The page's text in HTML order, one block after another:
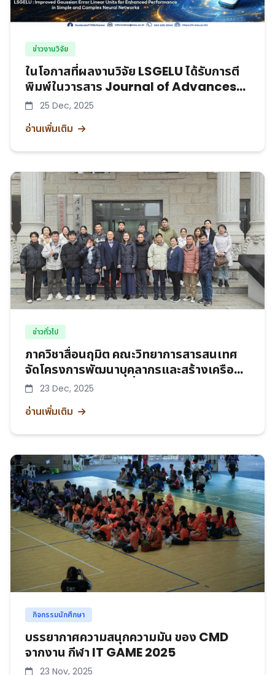
ข่าวงานวิจัย
ในโอกาสที่ผลงานวิจัย LSGELU ได้รับการตี
พิมพ์ในวารสาร Journal of Advances
in Information Technology
25 Dec, 2025
อ่านเพิ่มเติม
ข่าวทั่วไป
ภาควิชาสื่อนฤมิต คณะวิทยาการสารสนเทศ
จัดโครงการพัฒนาบุคลากรและสร้างเครือ
ข่ายความร่วมมือด้านสื่อดิจิทัลในประเทศจีน
23 Dec, 2025
อ่านเพิ่มเติม
กิจกรรมนักศึกษา
บรรยากาศความสนุกความมัน ของ CMD
จากงาน กีฬา IT GAME 2025
23 Nov, 2025